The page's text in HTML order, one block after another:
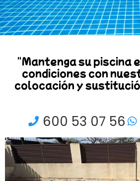
"Mantenga su piscina
condiciones con
colocación y
600 53 07 56